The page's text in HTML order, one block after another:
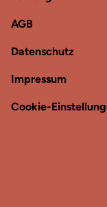
AGB
Datenschutz
Impressum
Cookie-